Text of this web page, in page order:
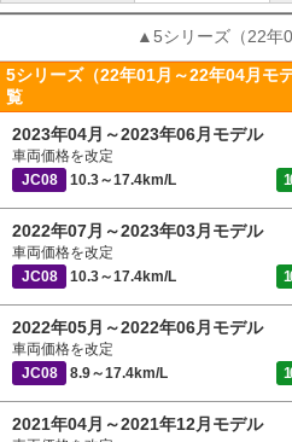
▲5シリーズ（22年
5シリーズ（22年01月～22年04月モ
覧
2023年04月～2023年06月モデル
車両価格を改定
JC08
10.3～17.4km/L
2022年07月～2023年03月モデル
車両価格を改定
JC08
10.3～17.4km/L
2022年05月～2022年06月モデル
車両価格を改定
JC08
8.9～17.4km/L
2021年04月～2021年12月モデル